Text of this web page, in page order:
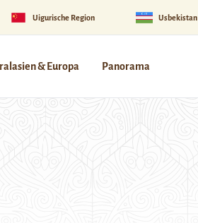
Uigurische Region Usbekistan
& Europa Panorama